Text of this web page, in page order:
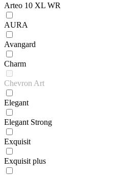
Arteo 10 XL WR
AURA
Avangard
Charm
Chevron Art
Elegant
Elegant Strong
Exquisit
Exquisit plus